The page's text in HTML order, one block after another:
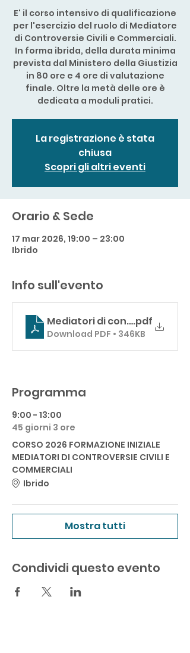
E' il corso intensivo di qualificazione
per l'esercizio del ruolo di Mediatore
di Controversie Civili e Commerciali.
In forma ibrida, della durata minima
prevista dal Ministero della Giustizia
in 80 ore e 4 ore di valutazione
finale. Oltre la metà delle ore è
dedicata a moduli pratici.
La registrazione è stata
chiusa
Scopri gli altri eventi
Orario & Sede
17 mar 2026, 19:00 – 23:00
Ibrido
Info sull'evento
Mediatori di controversie in
.pdf
Download PDF • 346KB
Programma
9:00 - 13:00
45 giorni 3 ore
CORSO 2026 FORMAZIONE INIZIALE
MEDIATORI DI CONTROVERSIE CIVILI E
COMMERCIALI
Ibrido
Mostra tutti
Condividi questo evento